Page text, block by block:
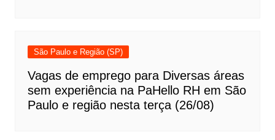
São Paulo e Região (SP)
Vagas de emprego para Diversas áreas
sem experiência na PaHello RH em São
Paulo e região nesta terça (26/08)